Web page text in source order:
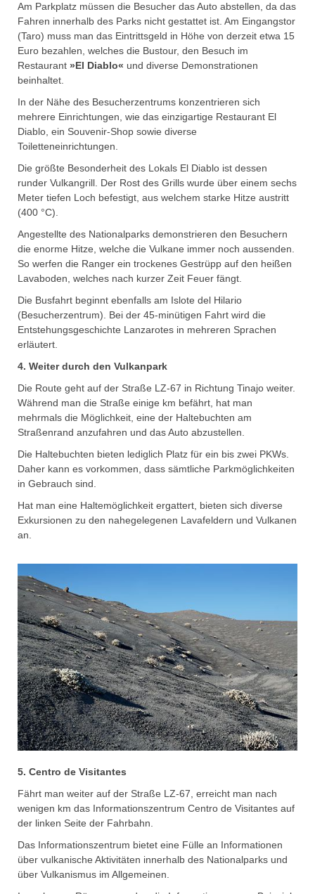
Am Parkplatz müssen die Besucher das Auto abstellen, da das
Fahren innerhalb des Parks nicht gestattet ist. Am Eingangstor
(Taro) muss man das Eintrittsgeld in Höhe von derzeit etwa 15
Euro bezahlen, welches die Bustour, den Besuch im
Restaurant »El Diablo« und diverse Demonstrationen
beinhaltet.
In der Nähe des Besucherzentrums konzentrieren sich
mehrere Einrichtungen, wie das einzigartige Restaurant El
Diablo, ein Souvenir-Shop sowie diverse
Toiletteneinrichtungen.
Die größte Besonderheit des Lokals El Diablo ist dessen
runder Vulkangrill. Der Rost des Grills wurde über einem sechs
Meter tiefen Loch befestigt, aus welchem starke Hitze austritt
(400 °C).
Angestellte des Nationalparks demonstrieren den Besuchern
die enorme Hitze, welche die Vulkane immer noch aussenden.
So werfen die Ranger ein trockenes Gestrüpp auf den heißen
Lavaboden, welches nach kurzer Zeit Feuer fängt.
Die Busfahrt beginnt ebenfalls am Islote del Hilario
(Besucherzentrum). Bei der 45-minütigen Fahrt wird die
Entstehungsgeschichte Lanzarotes in mehreren Sprachen
erläutert.
4. Weiter durch den Vulkanpark
Die Route geht auf der Straße LZ-67 in Richtung Tinajo weiter.
Während man die Straße einige km befährt, hat man
mehrmals die Möglichkeit, eine der Haltebuchten am
Straßenrand anzufahren und das Auto abzustellen.
Die Haltebuchten bieten lediglich Platz für ein bis zwei PKWs.
Daher kann es vorkommen, dass sämtliche Parkmöglichkeiten
in Gebrauch sind.
Hat man eine Haltemöglichkeit ergattert, bieten sich diverse
Exkursionen zu den nahegelegenen Lavafeldern und Vulkanen
an.
5. Centro de Visitantes
Fährt man weiter auf der Straße LZ-67, erreicht man nach
wenigen km das Informationszentrum Centro de Visitantes auf
der linken Seite der Fahrbahn.
Das Informationszentrum bietet eine Fülle an Informationen
über vulkanische Aktivitäten innerhalb des Nationalparks und
über Vulkanismus im Allgemeinen.